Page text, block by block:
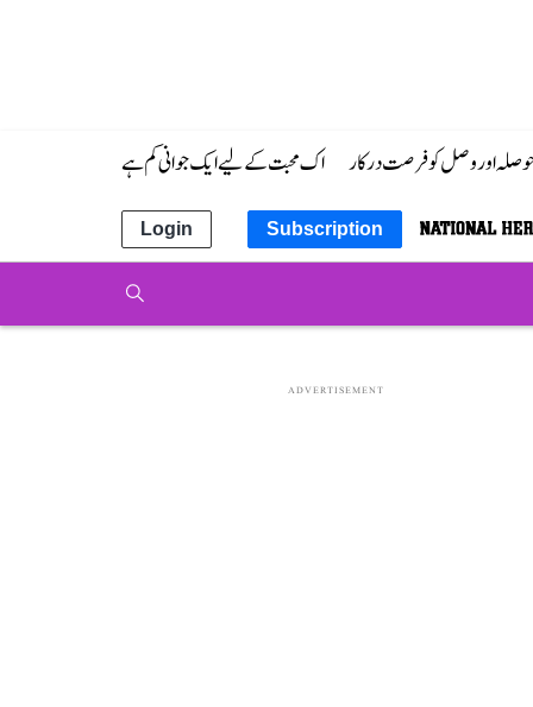
حوصلہ اور وصل کو فرصت درکار اک محبت کے لیے ایک جوانی کم ہے
Subscription
Login
ADVERTISEMENT